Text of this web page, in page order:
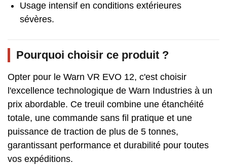
Usage intensif en conditions extérieures
sévères.
Pourquoi choisir ce produit ?
Opter pour le Warn VR EVO 12, c'est choisir
l'excellence technologique de Warn Industries à un
prix abordable. Ce treuil combine une étanchéité
totale, une commande sans fil pratique et une
puissance de traction de plus de 5 tonnes,
garantissant performance et durabilité pour toutes
vos expéditions.